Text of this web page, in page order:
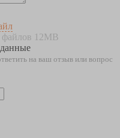
12MB
на ваш отзыв или вопрос